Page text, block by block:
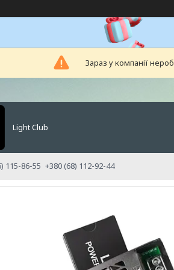
Зараз у компанії
Light Club
115-86-55 +380 (68) 112-92-44